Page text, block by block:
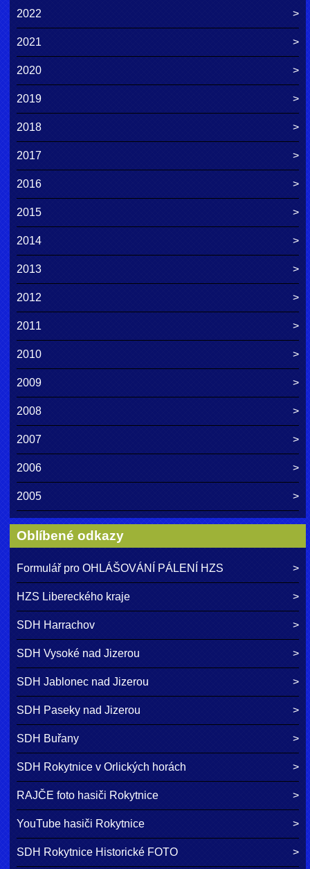
2022
2021
2020
2019
2018
2017
2016
2015
2014
2013
2012
2011
2010
2009
2008
2007
2006
2005
Oblíbené odkazy
Formulář pro OHLÁŠOVÁNÍ PÁLENÍ HZS
HZS Libereckého kraje
SDH Harrachov
SDH Vysoké nad Jizerou
SDH Jablonec nad Jizerou
SDH Paseky nad Jizerou
SDH Buřany
SDH Rokytnice v Orlických horách
RAJČE foto hasiči Rokytnice
YouTube hasiči Rokytnice
SDH Rokytnice Historické FOTO